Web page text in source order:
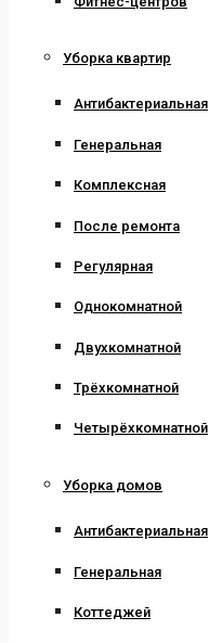
Уборка квартир
Антибактериальная
Генеральная
Комплексная
После ремонта
Регулярная
Однокомнатной
Двухкомнатной
Трёхкомнатной
Четырёхкомнатной
Уборка домов
Антибактериальная
Генеральная
Коттеджей